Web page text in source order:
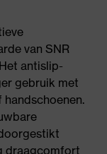
van SNR
antislip-
gebruik met
draagcomfort